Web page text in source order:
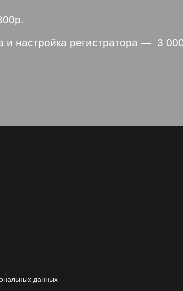
настройка регистратора — 3
данных